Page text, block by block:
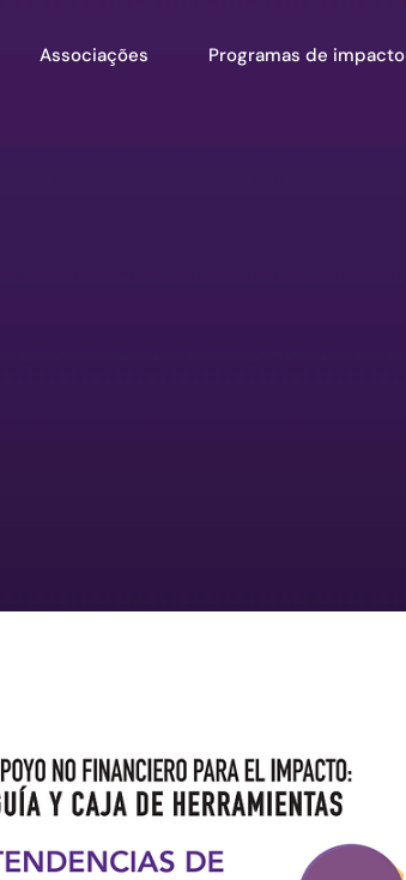
Associações Programas de impacto